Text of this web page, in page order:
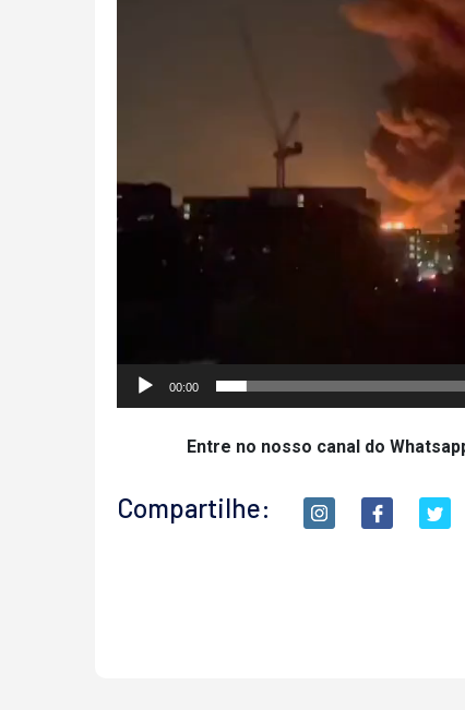
00:00
Entre no nosso canal do
Compartilhe: